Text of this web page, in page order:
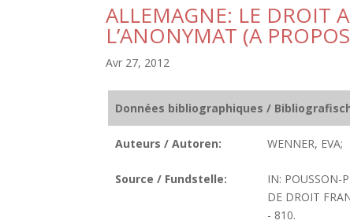
ALLEMAGNE: LE DROIT
L’ANONYMAT (A
Avr 27, 2012
Données bibliographiques /
Auteurs / Autoren: WENNER, EVA;
Source / Fundstelle:
IN: POUSSON-
DE DROIT
- 810.